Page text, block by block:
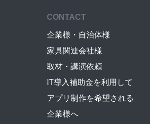
CONTACT
企業様・自治体様
家具関連会社様
取材・講演依頼
IT導入補助金を利用して
アプリ制作を希望される
企業様へ